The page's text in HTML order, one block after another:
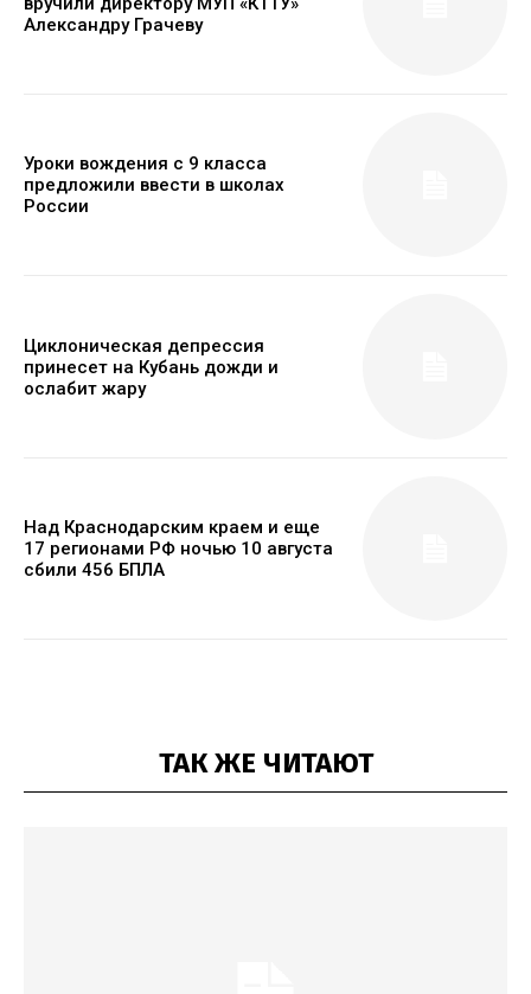
Александру Грачеву
Уроки вождения с 9 класса
предложили ввести в школах
России
Циклоническая депрессия
принесет на Кубань дожди и
ослабит жару
Над Краснодарским краем и еще
17 регионами РФ ночью 10 августа
сбили 456 БПЛА
ТАК ЖЕ ЧИТАЮТ